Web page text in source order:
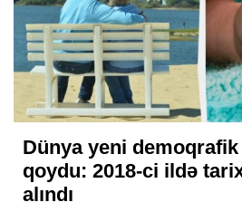
Dünya yeni
qoydu: 2018-ci ildə
alındı